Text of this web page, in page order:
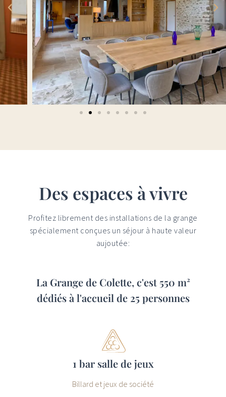
Des espaces à vivre
Profitez librement des installations de la grange
spécialement conçues un séjour à haute valeur
aujoutée:
La Grange de Colette, c'est 550 m²
dédiés à l'accueil de 25 personnes
1 bar salle de jeux
Billard et jeux de société